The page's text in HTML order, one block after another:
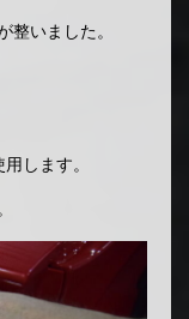
整いました。
用します。